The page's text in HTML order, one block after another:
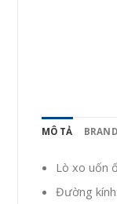
MÔ TẢ BRAND
Lò xo uốn
Đường